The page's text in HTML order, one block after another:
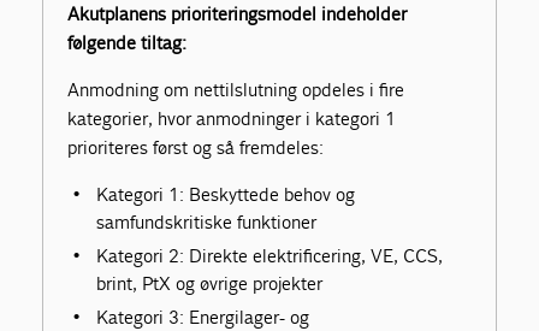
Akutplanens prioriteringsmodel indeholder
følgende tiltag:
Anmodning om nettilslutning opdeles i fire
kategorier, hvor anmodninger i kategori 1
prioriteres først og så fremdeles:
Kategori 1: Beskyttede behov og
samfundskritiske funktioner
Kategori 2: Direkte elektrificering, VE, CCS,
brint, PtX og øvrige projekter
Kategori 3: Energilager- og